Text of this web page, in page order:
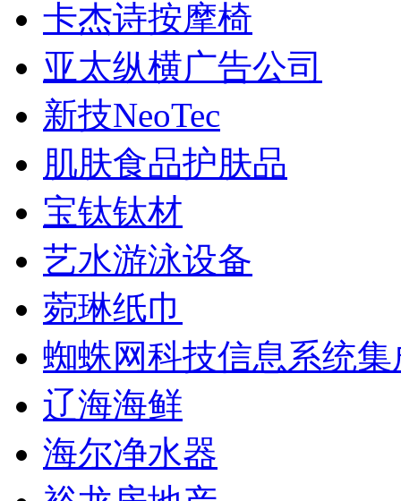
卡杰诗按摩椅
亚太纵横广告公司
新技NeoTec
肌肤食品护肤品
宝钛钛材
艺水游泳设备
菀琳纸巾
蜘蛛网科技信息系统集
辽海海鲜
海尔净水器